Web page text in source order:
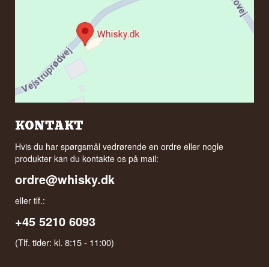
KONTAKT
Hvis du har spørgsmål vedrørende en ordre eller nogle
produkter kan du kontakte os på mail:
ordre@whisky.dk
eller tlf.:
+45 5210 6093
(Tlf. tider: kl. 8:15 - 11:00)